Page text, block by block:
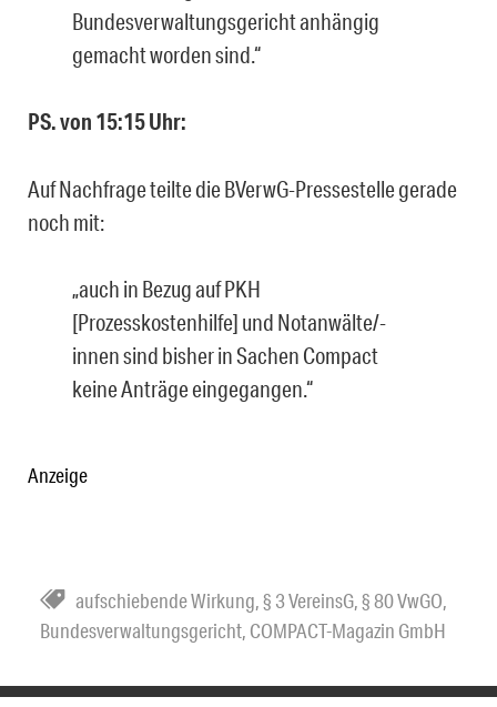
Bundesverwaltungsgericht anhängig
gemacht worden sind.“
PS. von 15:15 Uhr:
Auf Nachfrage teilte die BVerwG-Pressestelle gerade
noch mit:
„auch in Bezug auf PKH
[Prozesskostenhilfe] und Notanwälte/-
innen sind bisher in Sachen Compact
keine Anträge eingegangen.“
Anzeige
aufschiebende Wirkung,§ 3 VereinsG,§ 80 VwGO,
Bundesverwaltungsgericht, COMPACT-Magazin GmbH